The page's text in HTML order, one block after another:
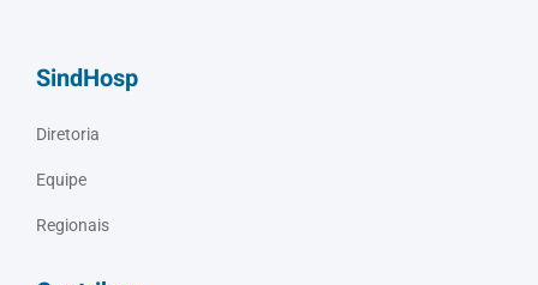
SindHosp
Diretoria
Equipe
Regionais